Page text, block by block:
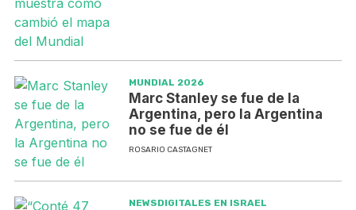
MUNDIAL 2026
Marc Stanley se fue de la
Argentina, pero la Argentina
no se fue de él
ROSARIO CASTAGNET
NEWSDIGITALES EN ISRAEL